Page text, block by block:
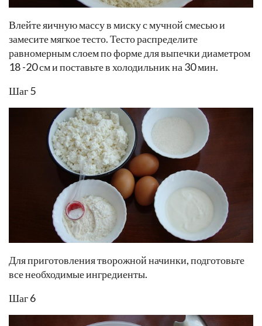
Влейте яичную массу в миску с мучной смесью и
замесите мягкое тесто. Тесто распределите
равномерным слоем по форме для выпечки диаметром
18 -20 см и поставьте в холодильник на 30 мин.
Шаг 5
Для приготовления творожной начинки, подготовьте
все необходимые ингредиенты.
Шаг 6